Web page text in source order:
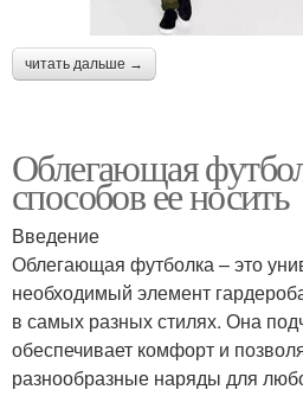
читать дальше →
Облегающая
способов ее носить
Введение
Облегающая футболка – это
необходимый элемент
в самых разных стилях. Она
обеспечивает комфорт и
разнообразные наряды для